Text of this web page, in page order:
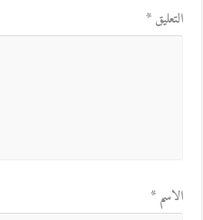
التعليق*
الاسم*